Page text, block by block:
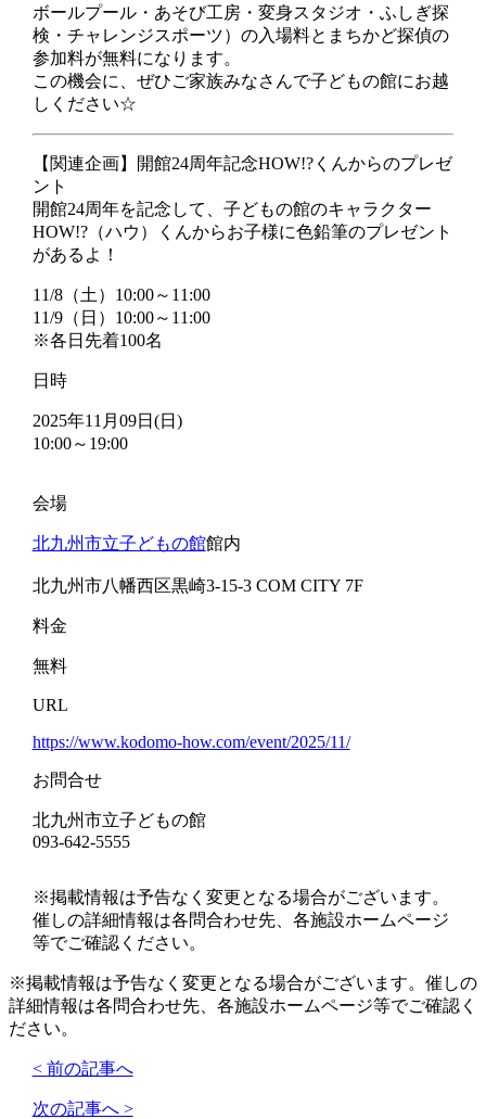
ボールプール・あそび工房・変身スタジオ・ふしぎ探
検・チャレンジスポーツ）の入場料とまちかど探偵の
参加料が無料になります。
この機会に、ぜひご家族みなさんで子どもの館にお越
しください☆
【関連企画】開館24周年記念HOW!?くんからのプレゼ
ント
開館24周年を記念して、子どもの館のキャラクター
HOW!?（ハウ）くんからお子様に色鉛筆のプレゼント
があるよ！
11/8（土）10:00～11:00
11/9（日）10:00～11:00
※各日先着100名
日時
2025年11月09日(日)
10:00～19:00
会場
北九州市立子どもの館館内
北九州市八幡西区黒崎3-15-3 COM CITY 7F
料金
無料
URL
https://www.kodomo-how.com/event/2025/11/
お問合せ
北九州市立子どもの館
093-642-5555
※掲載情報は予告なく変更となる場合がございます。
催しの詳細情報は各問合わせ先、各施設ホームページ
等でご確認ください。
※掲載情報は予告なく変更となる場合がございます。催しの
詳細情報は各問合わせ先、各施設ホームページ等でご確認く
ださい。
< 前の記事へ
次の記事へ >